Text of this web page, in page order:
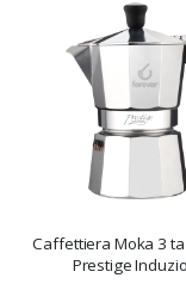
Caffettiera Moka 3
Prestige